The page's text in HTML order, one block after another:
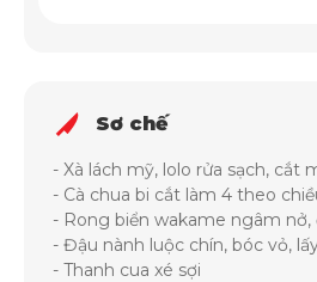
Sơ chế
- Xà lách mỹ, lolo rửa sạch, cắt
- Cà chua bi cắt làm 4 theo
- Rong biển wakame ngâm nở,
- Đậu nành luộc chín, bóc vỏ,
- Thanh cua xé sợi